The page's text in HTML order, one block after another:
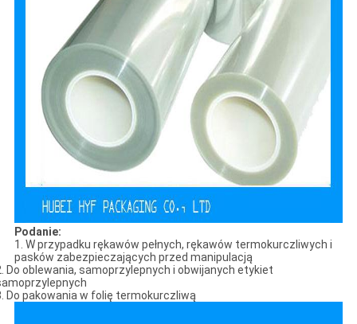
Podanie:
1. W przypadku rękawów pełnych, rękawów termokurczliwych i
pasków zabezpieczających przed manipulacją
Do oblewania, samoprzylepnych i obwijanych etykiet
Do pakowania w folię termokurczliwą